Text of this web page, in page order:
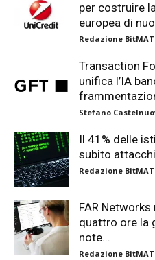
per costruire
europea di
Redazione BitMAT
Transaction
unifica l’IA
Stefano
Il 41% delle
subito
Redazione BitMAT
FAR
quattro ore la
note...
Redazione BitMAT